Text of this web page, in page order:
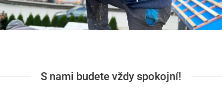
S nami budete vždy spokojní!